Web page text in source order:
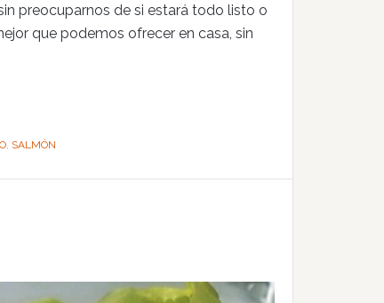
preocuparnos de si estará todo listo o
que podemos ofrecer en casa, sin
SALMÓN